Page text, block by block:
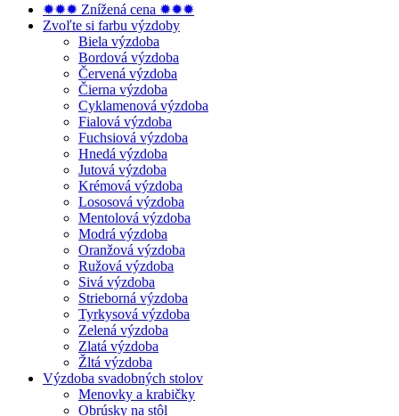
✹✹✹ Znížená cena ✹✹✹
Zvoľte si farbu výzdoby
Biela výzdoba
Bordová výzdoba
Červená výzdoba
Čierna výzdoba
Cyklamenová výzdoba
Fialová výzdoba
Fuchsiová výzdoba
Hnedá výzdoba
Jutová výzdoba
Krémová výzdoba
Lososová výzdoba
Mentolová výzdoba
Modrá výzdoba
Oranžová výzdoba
Ružová výzdoba
Sivá výzdoba
Strieborná výzdoba
Tyrkysová výzdoba
Zelená výzdoba
Zlatá výzdoba
Žltá výzdoba
Výzdoba svadobných stolov
Menovky a krabičky
Obrúsky na stôl